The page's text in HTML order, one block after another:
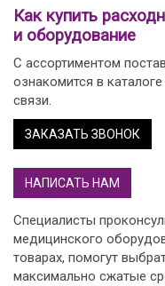
Как купить
и оборудование
С ассортиментом
ознакомится в
связи.
ЗАКАЗАТЬ ЗВОНОК
НАПИСАТЬ НАМ
Специалисты
медицинского
товарах, помогут
максимально сжатые